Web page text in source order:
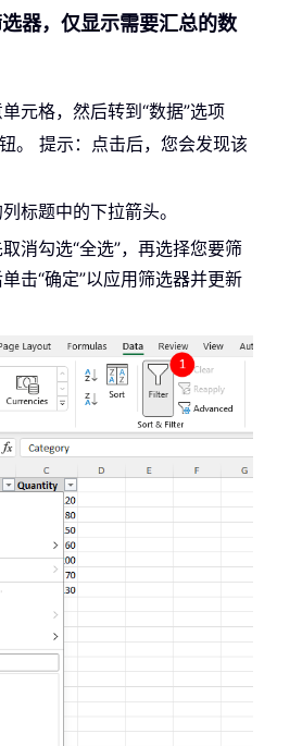
器，仅显示需要汇总的数
元格，然后转到“数据”选项
。
提示：点击后，您会发现该
标题中的下拉箭头。
消勾选“全选”，再选择您要筛
击“确定”以应用筛选器并更新